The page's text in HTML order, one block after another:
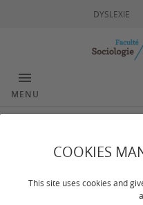
COOKIES
This site uses cookies and
DYSLEXIE
MENU
le 13/01/